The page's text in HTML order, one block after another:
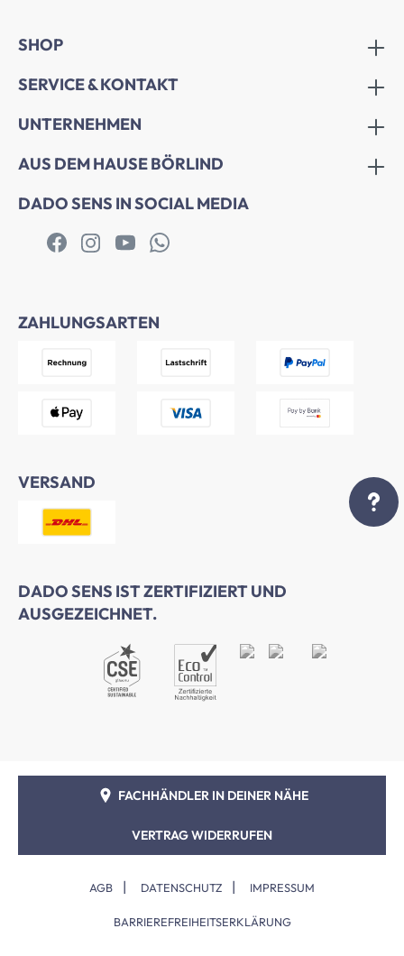
SHOP
SERVICE & KONTAKT
UNTERNEHMEN
AUS DEM HAUSE BÖRLIND
DADO SENS IN SOCIAL MEDIA
ZAHLUNGSARTEN
VERSAND
DADO SENS IST ZERTIFIZIERT UND
AUSGEZEICHNET.
FACHHÄNDLER IN DEINER NÄHE
VERTRAG WIDERRUFEN
AGB | DATENSCHUTZ | IMPRESSUM
BARRIEREFREIHEITSERKLÄRUNG